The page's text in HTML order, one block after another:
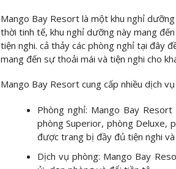
Mango Bay Resort là một khu nghỉ
thời tinh tế, khu nghỉ dưỡng này mang
tiện nghi. cả thảy các phòng nghỉ tại đây
mang đến sự thoải mái và tiện nghi cho
Mango Bay Resort cung cấp nhiều dịch
Phòng nghỉ: Mango Bay
phòng Superior, phòng Deluxe,
được trang bị đầy đủ tiện nghi
Dịch vụ phòng: Mango Bay